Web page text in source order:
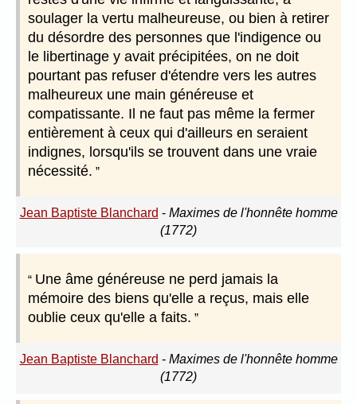
soulager la vertu malheureuse, ou bien à retirer
du désordre des personnes que l'indigence ou
le libertinage y avait précipitées, on ne doit
pourtant pas refuser d'étendre vers les autres
malheureux une main généreuse et
compatissante. Il ne faut pas même la fermer
entièrement à ceux qui d'ailleurs en seraient
indignes, lorsqu'ils se trouvent dans une vraie
nécessité.
Jean Baptiste Blanchard - Maximes de l'honnête homme
(1772)
Une âme généreuse ne perd jamais la
mémoire des biens qu'elle a reçus, mais elle
oublie ceux qu'elle a faits.
Jean Baptiste Blanchard - Maximes de l'honnête homme
(1772)